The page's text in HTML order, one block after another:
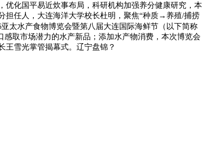
优化国平易近炊事布局，科研机构加强养分健康研究，本
担任人，大连海洋大学校长杜明，聚焦“种质→养殖/捕捞
太水产食物博览会暨第八届大连国际海鲜节（以下简称
感取市场潜力的水产新品；添加水产物消费，本次博览会
王雪光掌管揭幕式。辽宁盘锦？